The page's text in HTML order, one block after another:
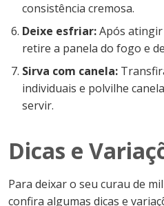
consistência cremosa.
Deixe esfriar:Após atingir
retire a panela do fogo e
Sirva com canela:
individuais e polvilhe
servir.
Dicas e
Para deixar o seu curau de
confira algumas dicas e